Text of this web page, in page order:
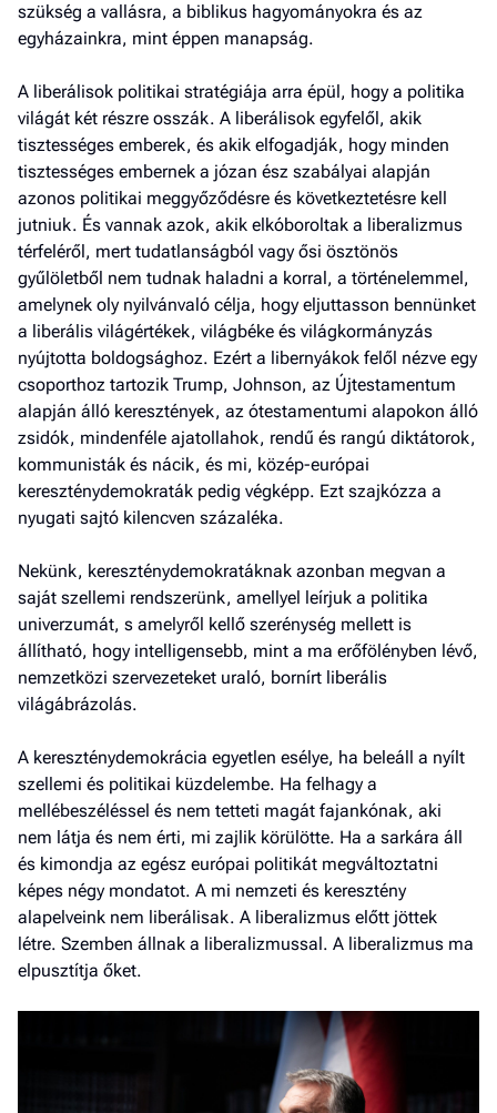
szükség a vallásra, a biblikus hagyományokra és az
egyházainkra, mint éppen manapság.
A liberálisok politikai stratégiája arra épül, hogy a politika
világát két részre osszák. A liberálisok egyfelől, akik
tisztességes emberek, és akik elfogadják, hogy minden
tisztességes embernek a józan ész szabályai alapján
azonos politikai meggyőződésre és következtetésre kell
jutniuk. És vannak azok, akik elkóboroltak a liberalizmus
térfeléről, mert tudatlanságból vagy ősi ösztönös
gyűlöletből nem tudnak haladni a korral, a történelemmel,
amelynek oly nyilvánvaló célja, hogy eljuttasson bennünket
a liberális világértékek, világbéke és világkormányzás
nyújtotta boldogsághoz. Ezért a libernyákok felől nézve egy
csoporthoz tartozik Trump, Johnson, az Újtestamentum
alapján álló keresztények, az ótestamentumi alapokon álló
zsidók, mindenféle ajatollahok, rendű és rangú diktátorok,
kommunisták és nácik, és mi, közép-európai
kereszténydemokraták pedig végképp. Ezt szajkózza a
nyugati sajtó kilencven százaléka.
Nekünk, kereszténydemokratáknak azonban megvan a
saját szellemi rendszerünk, amellyel leírjuk a politika
univerzumát, s amelyről kellő szerénység mellett is
állítható, hogy intelligensebb, mint a ma erőfölényben lévő,
nemzetközi szervezeteket uraló, bornírt liberális
világábrázolás.
A kereszténydemokrácia egyetlen esélye, ha beleáll a nyílt
szellemi és politikai küzdelembe. Ha felhagy a
mellébeszéléssel és nem tetteti magát fajankónak, aki
nem látja és nem érti, mi zajlik körülötte. Ha a sarkára áll
és kimondja az egész európai politikát megváltoztatni
képes négy mondatot. A mi nemzeti és keresztény
alapelveink nem liberálisak. A liberalizmus előtt jöttek
létre. Szemben állnak a liberalizmussal. A liberalizmus ma
elpusztítja őket.